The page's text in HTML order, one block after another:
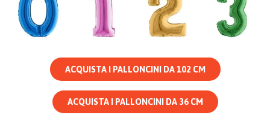
ACQUISTA I PALLONCINI DA 102 CM
ACQUISTA I PALLONCINI DA 36 CM